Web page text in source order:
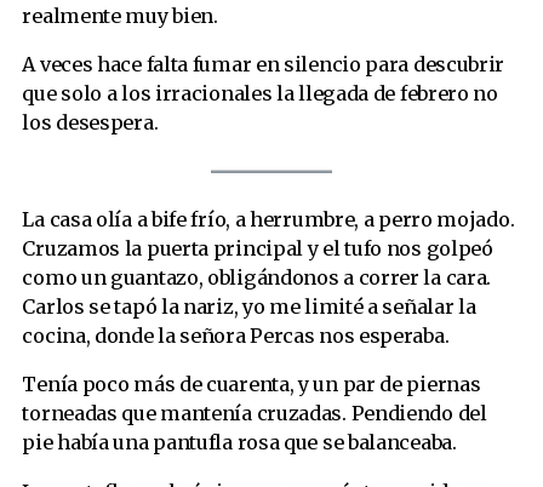
realmente muy bien.
A veces hace falta fumar en silencio para descubrir
que solo a los irracionales la llegada de febrero no
los desespera.
La casa olía a bife frío, a herrumbre, a perro mojado.
Cruzamos la puerta principal y el tufo nos golpeó
como un guantazo, obligándonos a correr la cara.
Carlos se tapó la nariz, yo me limité a señalar la
cocina, donde la señora Percas nos esperaba.
Tenía poco más de cuarenta, y un par de piernas
torneadas que mantenía cruzadas. Pendiendo del
pie había una pantufla rosa que se balanceaba.